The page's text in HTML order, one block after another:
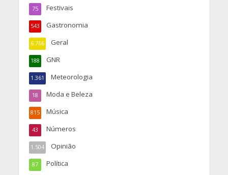
Festivais
75
Gastronomia
543
Geral
6.766
GNR
188
Meteorologia
1.361
Moda e Beleza
18
Música
815
Números
43
Opinião
1.504
Política
87